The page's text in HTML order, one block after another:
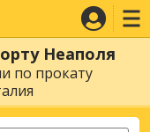
Неаполя
по прокату